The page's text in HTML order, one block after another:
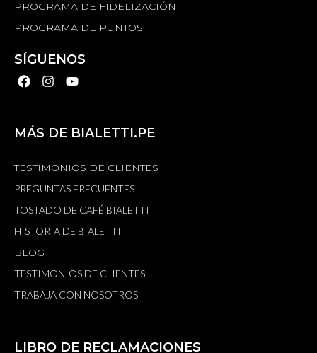
PROGRAMA DE FIDELIZACIÓN
PROGRAMA DE PUNTOS
SÍGUENOS
MÁS DE BIALETTI.PE
TESTIMONIOS DE CLIENTES
PREGUNTAS FRECUENTES
TOSTADO DE CAFÉ BIALETTI
HISTORIA DE BIALETTI
BLOG
TESTIMONIOS DE CLIENTES
TRABAJA CON NOSOTROS
LIBRO DE RECLAMACIONES